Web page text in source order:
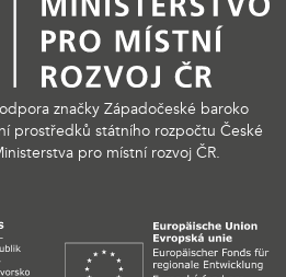
značky Západočeské baroko
prostředků státního rozpočtu České
pro místní rozvoj ČR.